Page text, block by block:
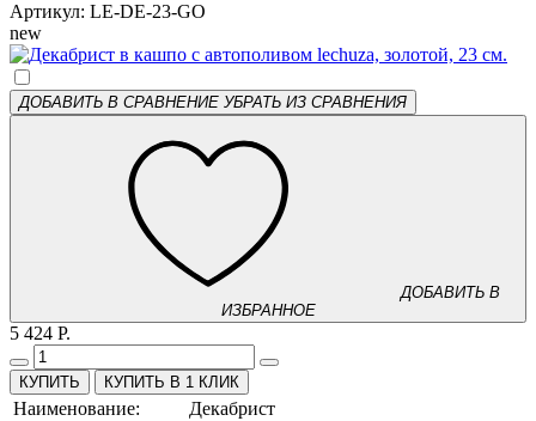
Артикул: LE-DE-23-GO
new
ДОБАВИТЬ В СРАВНЕНИЕ УБРАТЬ ИЗ СРАВНЕНИЯ
ДОБАВИТЬ В
ИЗБРАННОЕ
5 424 Р.
КУПИТЬ В 1 КЛИК
Наименование:
Декабрист